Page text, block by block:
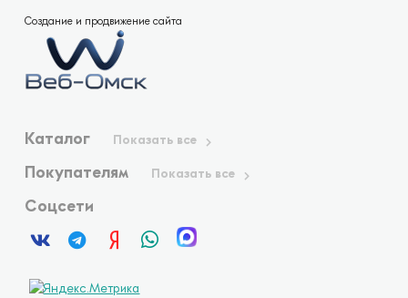
Создание и продвижение сайта
Каталог Показать все
Покупателям Показать все
Соцсети